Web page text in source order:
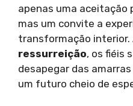
apenas uma aceitação
mas um convite a
transformação interior.
ressurreição, os fiéis
desapegar das
um futuro cheio de